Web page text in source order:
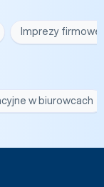
Imprezy firmowe
w biurowcach